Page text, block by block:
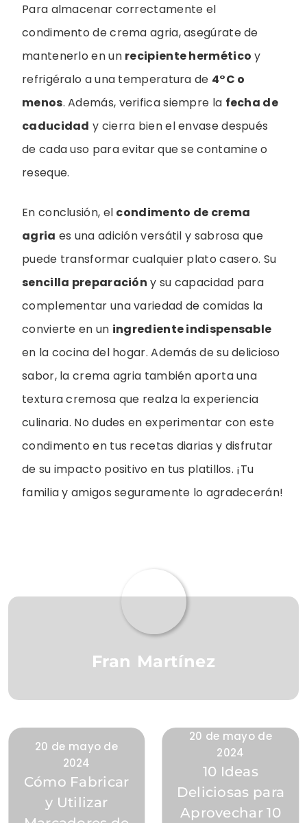
Para almacenar correctamente el
condimento de crema agria, asegúrate de
mantenerlo en un recipiente hermético y
refrigéralo a una temperatura de 4°C o
menos. Además, verifica siempre la fecha de
caducidad y cierra bien el envase después
de cada uso para evitar que se contamine o
reseque.
En conclusión, el condimento de crema
agria es una adición versátil y sabrosa que
puede transformar cualquier plato casero. Su
sencilla preparación y su capacidad para
complementar una variedad de comidas la
convierte en un ingrediente indispensable
en la cocina del hogar. Además de su delicioso
sabor, la crema agria también aporta una
textura cremosa que realza la experiencia
culinaria. No dudes en experimentar con este
condimento en tus recetas diarias y disfrutar
de su impacto positivo en tus platillos. ¡Tu
familia y amigos seguramente lo agradecerán!
Fran Martínez
20 de mayo de
2024
Cómo Fabricar
y Utilizar
20 de mayo de
2024
10 Ideas
Deliciosas para
Aprovechar 10